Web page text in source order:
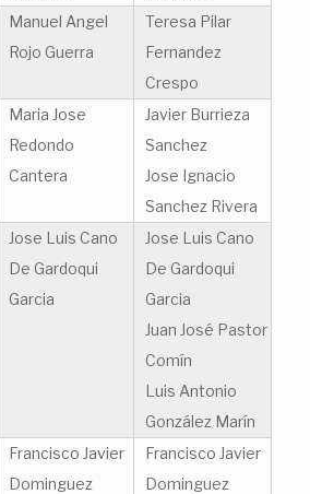
Manuel Angel
Rojo Guerra
Teresa Pilar
Fernandez
Crespo
Maria Jose
Redondo
Cantera
Javier Burrieza
Sanchez
Jose Ignacio
Sanchez Rivera
Jose Luis Cano
De Gardoqui
Garcia
Jose Luis Cano
De Gardoqui
Garcia
Juan José Pastor
Comín
Luis Antonio
González Marín
Francisco Javier
Dominguez
Francisco Javier
Dominguez